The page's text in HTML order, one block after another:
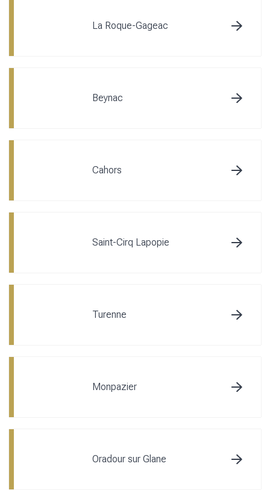
La Roque-Gageac
Beynac
Cahors
Saint-Cirq Lapopie
Turenne
Monpazier
Oradour sur Glane